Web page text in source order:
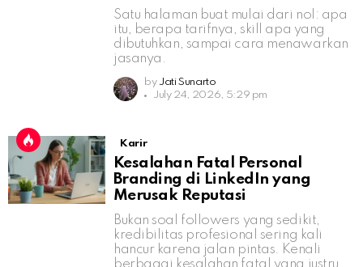
Satu halaman buat mulai dari nol: apa
itu, berapa tarifnya, skill apa yang
dibutuhkan, sampai cara menawarkan
jasanya.
by Jati Sunarto
July 24, 2026, 5:29 pm
Karir
Kesalahan Fatal Personal
Branding di LinkedIn yang
Merusak Reputasi
Bukan soal followers yang sedikit,
kredibilitas profesional sering kali
hancur karena jalan pintas. Kenali